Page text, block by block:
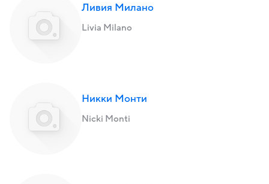
Ливия Милано
Livia Milano
Никки Монти
Nicki Monti